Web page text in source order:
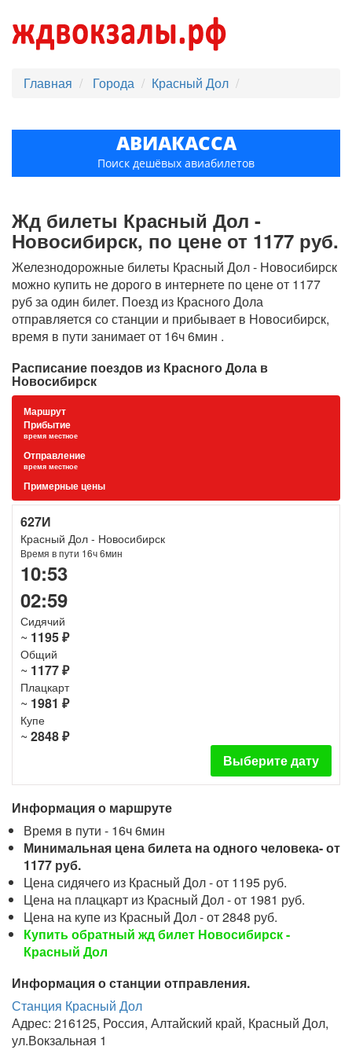
Главная Города Красный Дол
АВИАКАССА
Поиск дешёвых авиабилетов
Жд билеты Красный Дол -
Новосибирск, по цене от 1177 руб.
Железнодорожные билеты Красный Дол - Новосибирск
можно купить не дорого в интернете по цене от 1177
руб за один билет. Поезд из Красного Дола
отправляется со станции и прибывает в Новосибирск,
время в пути занимает от 16ч 6мин .
Расписание поездов из Красного Дола в
Новосибирск
Маршрут
Прибытие
время местное
Отправление
время местное
Примерные цены
627И
Красный Дол - Новосибирск
Время в пути 16ч 6мин
10:53
02:59
Сидячий
~ 1195 ₽
Общий
~ 1177 ₽
Плацкарт
~ 1981 ₽
Купе
~ 2848 ₽
Выберите дату
Информация о маршруте
Время в пути - 16ч 6мин
Минимальная цена билета на одного человека- от
1177 руб.
Цена сидячего из Красный Дол - от 1195 руб.
Цена на плацкарт из Красный Дол - от 1981 руб.
Цена на купе из Красный Дол - от 2848 руб.
Купить обратный жд билет Новосибирск -
Красный Дол
Информация о станции отправления.
Станция Красный Дол
Адрес: 216125, Россия, Алтайский край, Красный Дол,
ул.Вокзальная 1